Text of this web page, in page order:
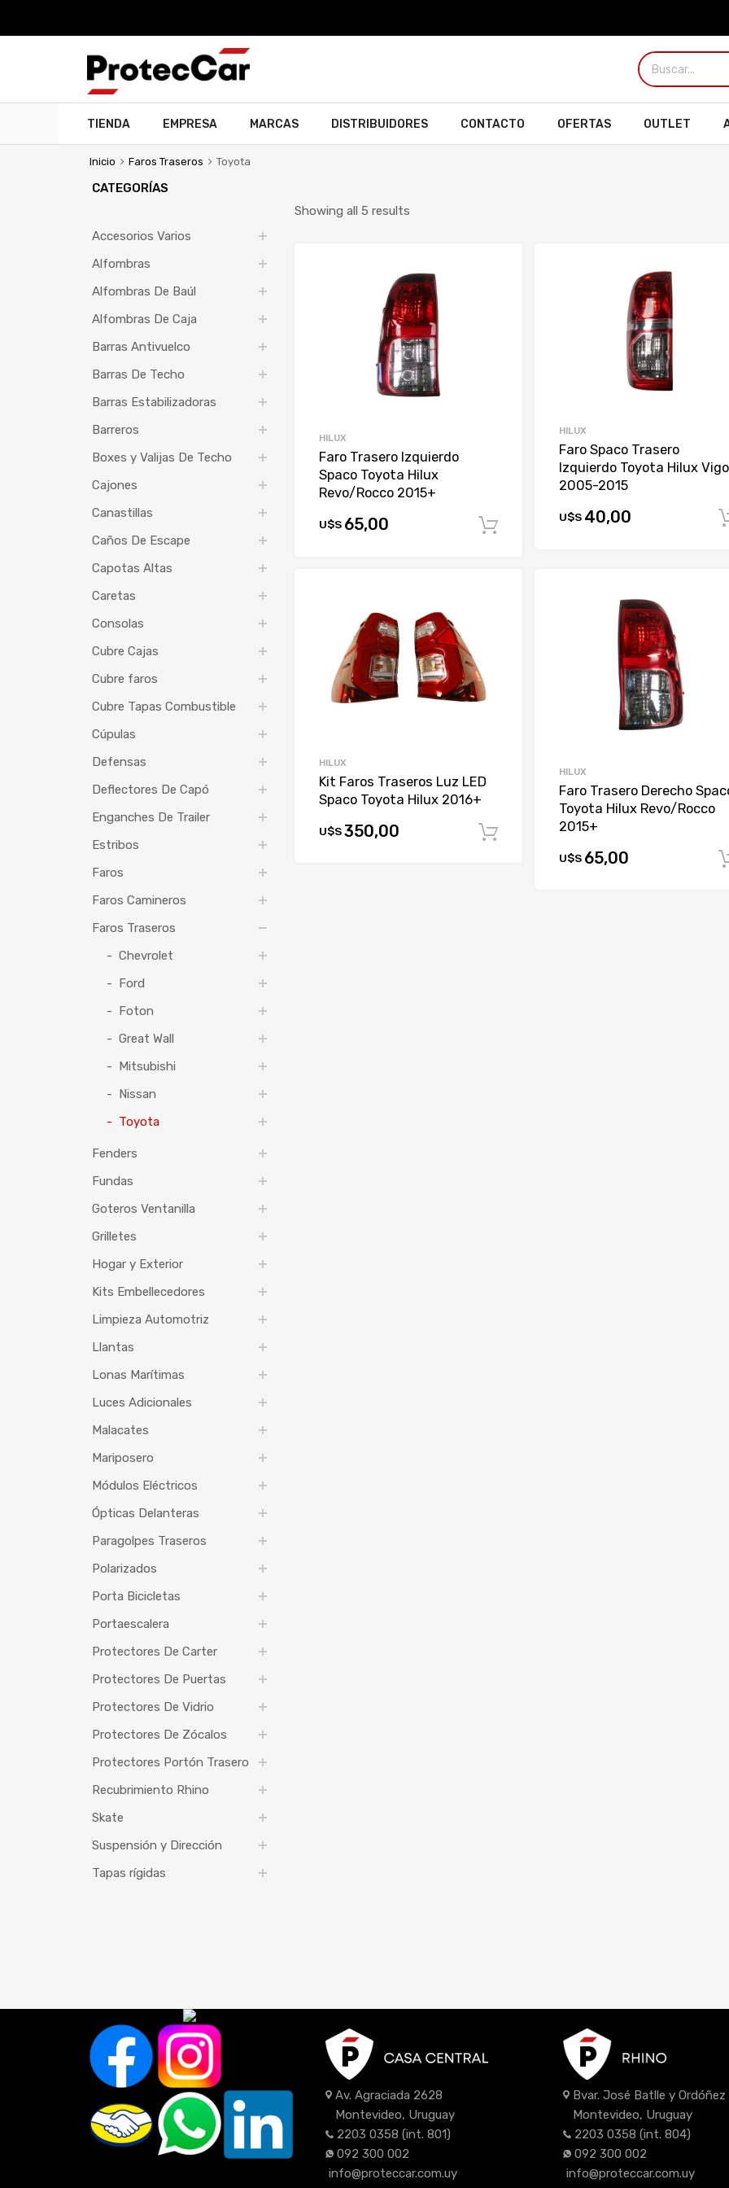
TIENDA EMPRESA MARCAS DISTRIBUIDORES CONTACTO OFERTAS OUTLET
Inicio Faros Traseros Toyota
Showing all 5 results
HILUX
Faro Trasero Izquierdo
Spaco Toyota Hilux
Revo/Rocco 2015+
U$S 65,00 Comprar
HILUX
Faro Spaco Trasero
Izquierdo Toyota Hilux Vigo
2005-2015
U$S 40,00
HILUX
Kit Faros Traseros Luz LED
Spaco Toyota Hilux 2016+
U$S350,00 Comprar
HILUX
Faro Trasero Derecho
Toyota Hilux Revo/Rocco
2015+
U$S 65,00
CATEGORÍAS
Accesorios Varios
Alfombras
Alfombras De Baúl
Alfombras De Caja
Barras Antivuelco
Barras De Techo
Barras Estabilizadoras
Barreros
Boxes y Valijas De Techo
Cajones
Canastillas
Caños De Escape
Capotas Altas
Caretas
Consolas
Cubre Cajas
Cubre faros
Cubre Tapas Combustible
Cúpulas
Defensas
Deflectores De Capó
Enganches De Trailer
Estribos
Faros
Faros Camineros
Faros Traseros
Chevrolet
Ford
Foton
Great Wall
Mitsubishi
Nissan
Toyota
Fenders
Fundas
Goteros Ventanilla
Grilletes
Hogar y Exterior
Kits Embellecedores
Limpieza Automotriz
Llantas
Lonas Marítimas
Luces Adicionales
Malacates
Mariposero
Módulos Eléctricos
Ópticas Delanteras
Paragolpes Traseros
Polarizados
Porta Bicicletas
Portaescalera
Protectores De Carter
Protectores De Puertas
Protectores De Vidrio
Protectores De Zócalos
Protectores Portón Trasero
Recubrimiento Rhino
Skate
Suspensión y Dirección
Tapas rígidas
Av. Agraciada 2628
Montevideo, Uruguay
2203 0358 (int. 801)
092 300 002
info@proteccar.com.uy
Bvar. José Batlle y
Montevideo, Uruguay
2203 0358 (int. 804)
092 300 002
info@proteccar.com.uy